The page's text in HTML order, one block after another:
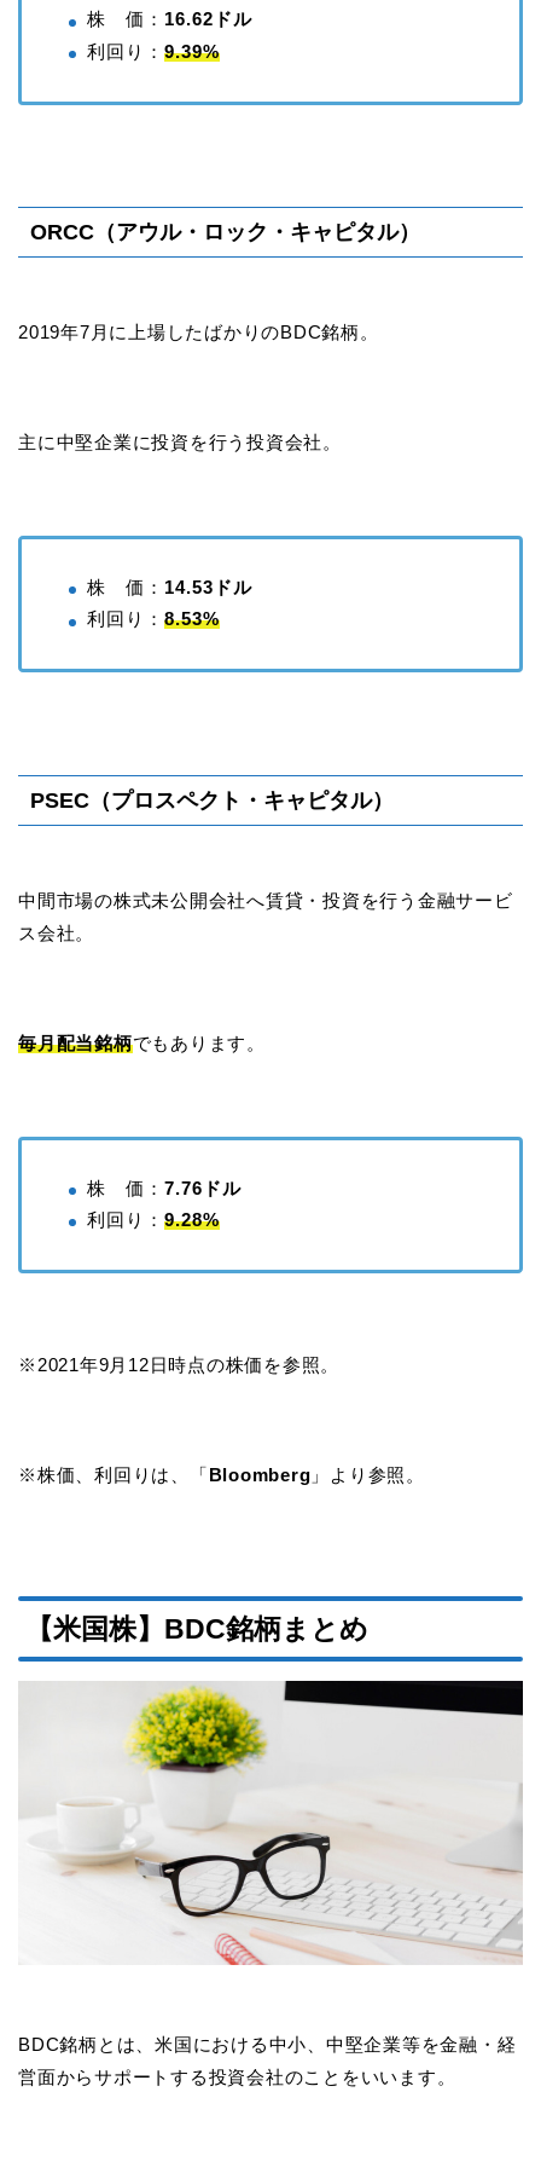
株 価： 16.62ドル
利回り： 9.39%
ORCC（アウル・ロック・キャピタル）
2019年7月に上場したばかりのBDC銘柄。
主に中堅企業に投資を行う投資会社。
株 価： 14.53ドル
利回り： 8.53%
PSEC（プロスペクト・キャピタル）
中間市場の株式未公開会社へ賃貸・投資を行う金融サービ
ス会社。
毎月配当銘柄でもあります。
株 価： 7.76ドル
利回り： 9.28%
※2021年9月12日時点の株価を参照。
※株価、利回りは、「Bloomberg 」より参照。
【米国株】BDC銘柄まとめ
BDC銘柄とは、米国における中小、中堅企業等を金融・経
営面からサポートする投資会社のことをいいます。